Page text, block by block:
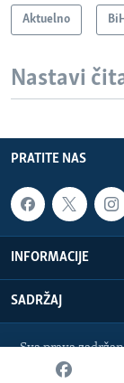
Aktuelno
Nastavi
PRATITE NAS
INFORMACIJE
SADRŽAJ
Sva prava
bosnian-